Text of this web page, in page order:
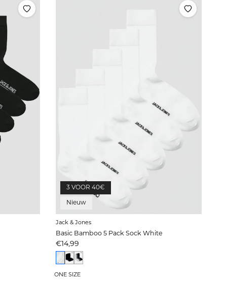
3 VOOR 40€
Nieuw
Jack & Jones
Basic Bamboo 5 Pack Sock White
Prijs
€14,99
ONE SIZE